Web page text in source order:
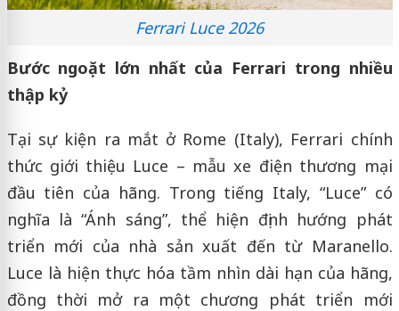
Ferrari Luce 2026
Bước ngoặt lớn nhất của Ferrari trong nhiều
thập kỷ
Tại sự kiện ra mắt ở Rome (Italy), Ferrari chính
thức giới thiệu Luce – mẫu xe điện thương mại
đầu tiên của hãng. Trong tiếng Italy, “Luce” có
nghĩa là “Ánh sáng”, thể hiện định hướng phát
triển mới của nhà sản xuất đến từ Maranello.
Luce là hiện thực hóa tầm nhìn dài hạn của hãng,
đồng thời mở ra một chương phát triển mới